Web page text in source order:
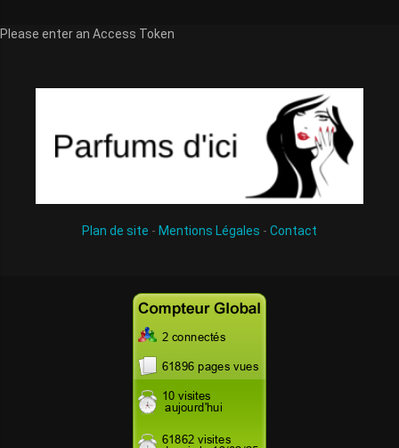
Please enter an Access Token
Plan de site - Mentions Légales - Contact